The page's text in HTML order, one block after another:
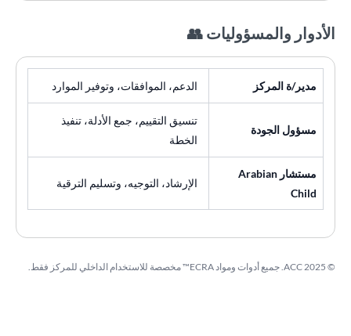
الأدوار والمسؤوليات 👥
مدير/ة المركز الدعم، الموافقات، وتوفير الموارد
مسؤول الجودة
تنسيق التقييم، جمع الأدلة، تنفيذ
الخطة
مستشار Arabian
Child
الإرشاد، التوجيه، وتسليم الترقية
© 2025 ACC. جميع أدوات ومواد ECRA™ مخصصة للاستخدام الداخلي للمركز فقط.